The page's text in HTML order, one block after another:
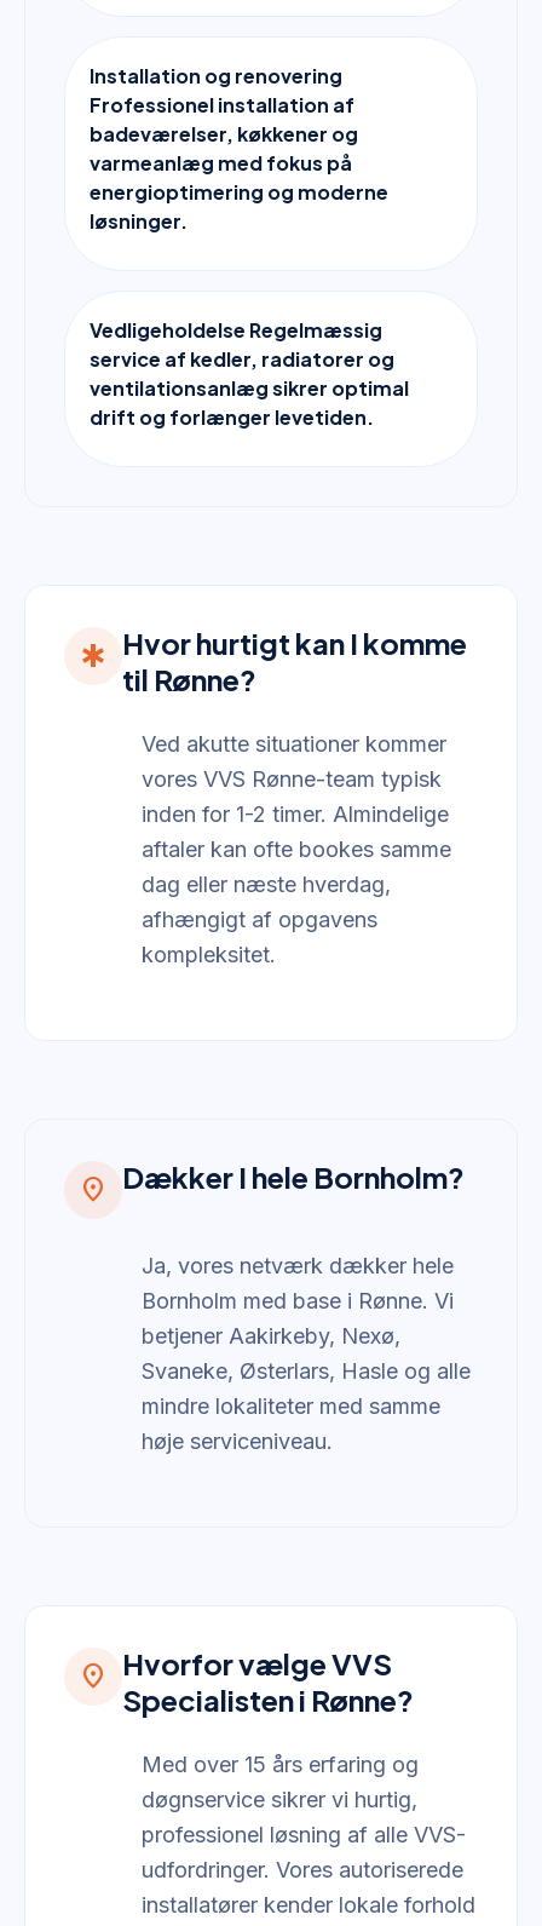
Installation og renovering
Frofessionel installation af
badeværelser, køkkener og
varmeanlæg med fokus på
energioptimering og moderne
løsninger.
Vedligeholdelse Regelmæssig
service af kedler, radiatorer og
ventilationsanlæg sikrer optimal
drift og forlænger levetiden.
emergency
Hvor hurtigt kan I komme
til Rønne?
Ved akutte situationer kommer
vores VVS Rønne-team typisk
inden for 1-2 timer. Almindelige
aftaler kan ofte bookes samme
dag eller næste hverdag,
afhængigt af opgavens
kompleksitet.
location_on Dækker I hele Bornholm?
Ja, vores netværk dækker hele
Bornholm med base i Rønne. Vi
betjener Aakirkeby, Nexø,
Svaneke, Østerlars, Hasle og alle
mindre lokaliteter med samme
høje serviceniveau.
location_on
Hvorfor vælge VVS
Specialisten i Rønne?
Med over 15 års erfaring og
døgnservice sikrer vi hurtig,
professionel løsning af alle VVS-
udfordringer. Vores autoriserede
installatører kender lokale forhold